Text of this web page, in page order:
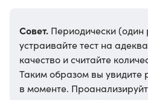
Совет. Периодически
устраивайте тест на
качество и считайте
Таким образом вы увидите
в моменте.